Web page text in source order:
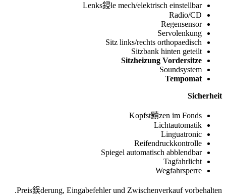
Lenks鋟le mech/elektrisch einstellbar
Radio/CD
Regensensor
Servolenkung
Sitz links/rechts orthopaedisch
Sitzbank hinten geteilt
Sitzheizung Vordersitze
Soundsystem
Tempomat
Sicherheit
Kopfst黷zen im Fonds
Lichtautomatik
Linguatronic
Reifendruckkontrolle
Spiegel automatisch abblendbar
Tagfahrlicht
Wegfahrsperre
Preis鋘derung, Eingabefehler und Zwischenverkauf vorbehalten.